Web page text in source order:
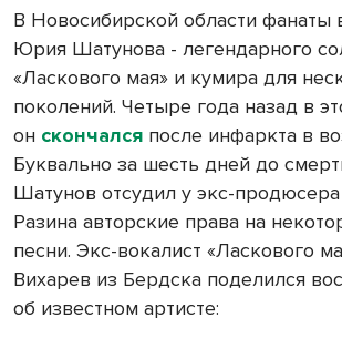
В Новосибирской области фанаты
Юрия Шатунова - легендарного
«Ласкового мая» и кумира для
поколений. Четыре года назад в
он скончался после инфаркта в
Буквально за шесть дней до
Шатунов отсудил у экс-
Разина авторские права на
песни. Экс-вокалист «Ласкового
Вихарев из Бердска поделился
об известном артисте: